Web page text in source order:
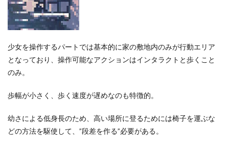
少女を操作するパートでは基本的に家の敷地内のみが行動エリア
となっており、操作可能なアクションはインタラクトと歩くこと
のみ。
歩幅が小さく、歩く速度が遅めなのも特徴的。
幼さによる低身長のため、高い場所に登るためには椅子を運ぶな
どの方法を駆使して、”段差を作る”必要がある。